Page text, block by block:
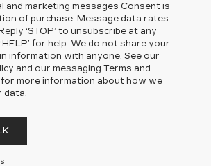
and marketing messages Consent is
of purchase. Message data rates
‘STOP’ to unsubscribe at any
for help. We do not share your
information with anyone. See our
and our messaging Terms and
more information about how we
data.